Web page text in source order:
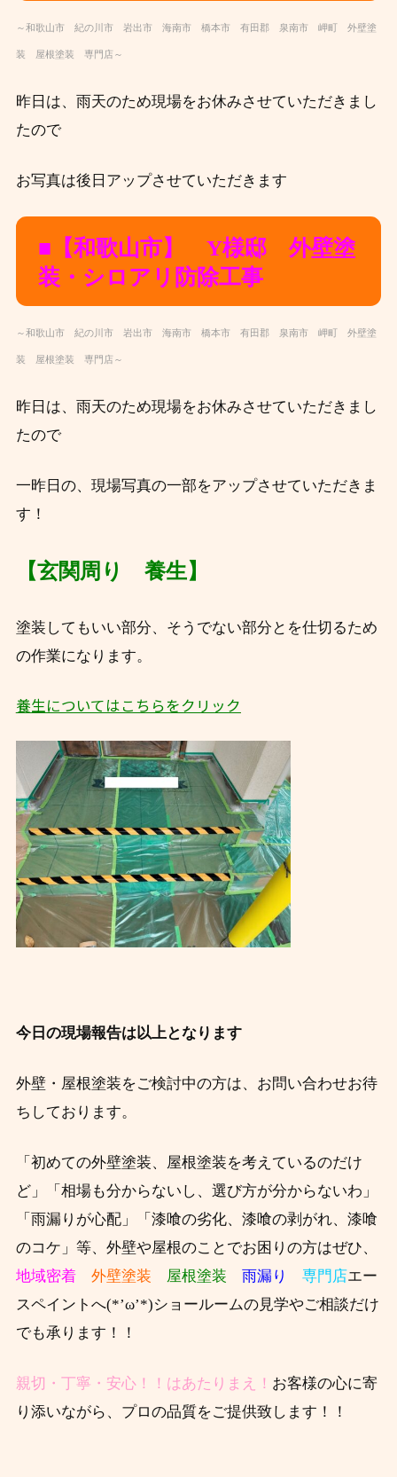
～和歌山市 紀の川市 岩出市 海南市 橋本市 有田郡 泉南市 岬町 外壁塗
装 屋根塗装 専門店～
昨日は、雨天のため現場をお休みさせていただきまし
たので
お写真は後日アップさせていただきます
■【和歌山市】 Y様邸 外壁塗
装・シロアリ防除工事
～和歌山市 紀の川市 岩出市 海南市 橋本市 有田郡 泉南市 岬町 外壁塗
装 屋根塗装 専門店～
昨日は、雨天のため現場をお休みさせていただきまし
たので
一昨日の、現場写真の一部をアップさせていただきま
す！
【玄関周り 養生】
塗装してもいい部分、そうでない部分とを仕切るため
の作業になります。
養生についてはこちらをクリック
今日の現場報告は以上となります
外壁・屋根塗装をご検討中の方は、お問い合わせお待
ちしております。
「初めての外壁塗装、屋根塗装を考えているのだけ
ど」「相場も分からないし、 選び方が分からないわ」
「雨漏りが心配」「漆喰の劣化、漆喰の剥がれ、漆喰
のコケ」等、外壁や屋根のことでお困りの方はぜひ、
地域密着
外壁塗装 屋根塗装 雨漏り 専門店エー
スペイントへ(*’ω’*)ショールームの見学やご相談だけ
でも承ります！！
親切・丁寧・安心！！はあたりまえ！ お客様の心に寄
り添いながら、プロの品質をご提供致します！！